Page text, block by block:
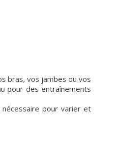
bras, vos jambes ou vos
pour des entraînements
pour varier et